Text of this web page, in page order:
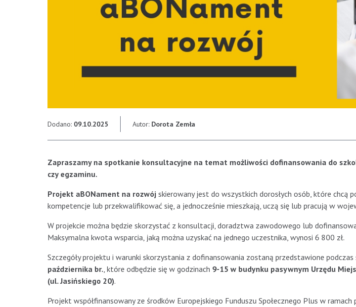
Dodano: 09.10.2025 Autor: Dorota Zemła
Zapraszamy na spotkanie konsultacyjne na temat możliwości dofinansowania do
czy egzaminu.
Projekt aBONament na rozwój skierowany jest do wszystkich dorosłych osób, które chcą
kompetencje lub przekwalifikować się, a jednocześnie mieszkają, uczą się lub pracują w
W projekcie można będzie skorzystać z konsultacji, doradztwa zawodowego lub
Maksymalna kwota wsparcia, jaką można uzyskać na jednego uczestnika, wynosi 6 800 zł.
Szczegóły projektu i warunki skorzystania z dofinansowania zostaną przedstawione
października br., które odbędzie się w godzinach 9-15 w budynku pasywnym Urzędu
(ul. Jasińskiego 20).
Projekt współfinansowany ze środków Europejskiego Funduszu Społecznego Plus w